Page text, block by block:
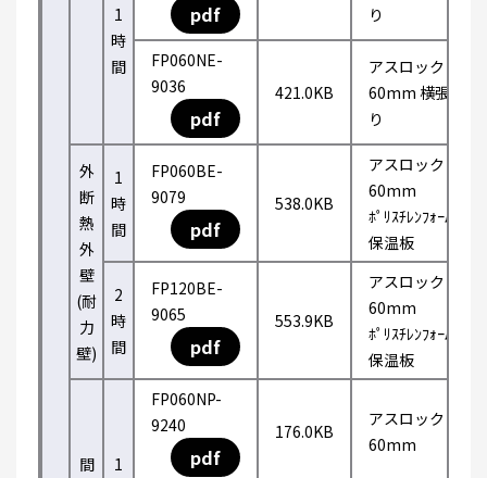
1
時
間
pdf
り
FP060NE-
9036
pdf
421.0KB
アスロック
60mm 横張
り
外
断
熱
外
壁
(耐
力
壁)
1
時
間
FP060BE-
9079
pdf
538.0KB
アスロック
60mm
ﾎﾟﾘｽﾁﾚﾝﾌｫｰﾑ
保温板
2
時
間
FP120BE-
9065
pdf
553.9KB
アスロック
60mm
ﾎﾟﾘｽﾁﾚﾝﾌｫｰﾑ
保温板
間
1
FP060NP-
9240
pdf
176.0KB
アスロック
60mm